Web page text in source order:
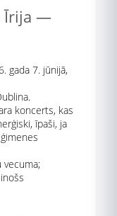
Īrija —
gada 7. jūnijā,
koncerts, kas
īpaši, ja
vecuma;